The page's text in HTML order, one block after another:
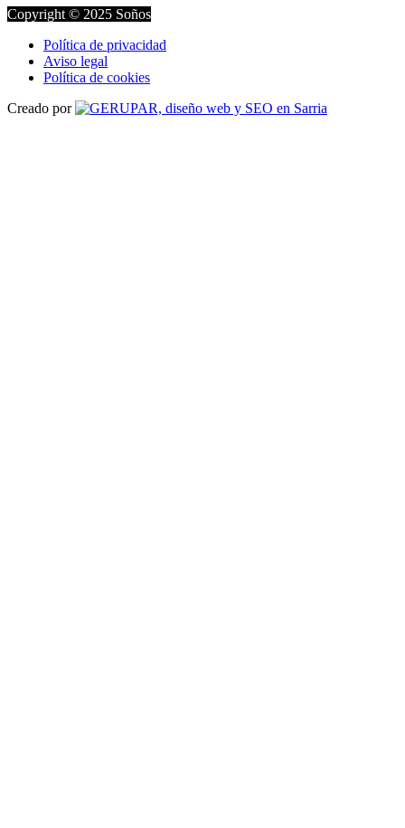
Copyright © 2025 Soños
Política de privacidad
Aviso legal
Política de cookies
Creado por